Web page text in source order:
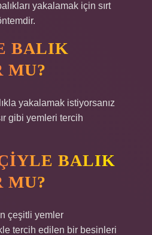
yakalamak için sırt
BALIK
MU?
yakalamak istiyorsanız
gibi yemleri tercih
BALIK
MU?
çeşitli yemler
tercih edilen bir besinleri